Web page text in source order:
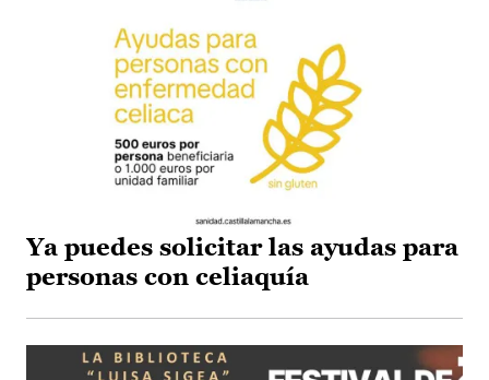
Ya puedes solicitar las ayudas para
personas con celiaquía